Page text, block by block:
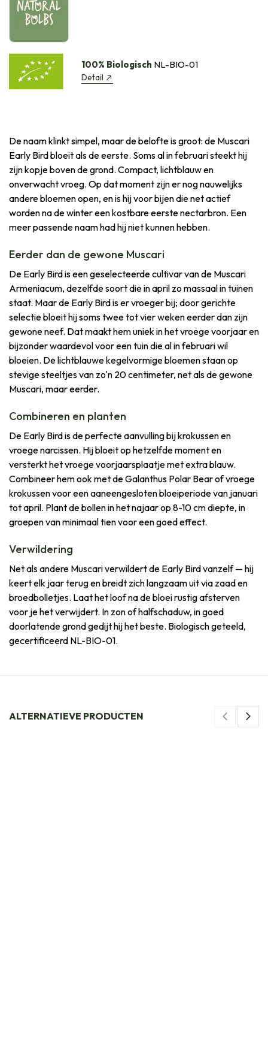
100% Biologisch NL-BIO-01
Detail
De naam klinkt simpel, maar de belofte is groot: de Muscari
Early Bird bloeit als de eerste. Soms al in februari steekt hij
zijn kopje boven de grond. Compact, lichtblauw en
onverwacht vroeg. Op dat moment zijn er nog nauwelijks
andere bloemen open, en is hij voor bijen die net actief
worden na de winter een kostbare eerste nectarbron. Een
meer passende naam had hij niet kunnen hebben.
Eerder dan de gewone Muscari
De Early Bird is een geselecteerde cultivar van de Muscari
Armeniacum, dezelfde soort die in april zo massaal in tuinen
staat. Maar de Early Bird is er vroeger bij; door gerichte
selectie bloeit hij soms twee tot vier weken eerder dan zijn
gewone neef. Dat maakt hem uniek in het vroege voorjaar en
bijzonder waardevol voor een tuin die al in februari wil
bloeien. De lichtblauwe kegelvormige bloemen staan op
stevige steeltjes van zo'n 20 centimeter, net als de gewone
Muscari, maar eerder.
Combineren en planten
De Early Bird is de perfecte aanvulling bij krokussen en
vroege narcissen. Hij bloeit op hetzelfde moment en
versterkt het vroege voorjaarsplaatje met extra blauw.
Combineer hem ook met de Galanthus Polar Bear of vroege
krokussen voor een aaneengesloten bloeiperiode van januari
tot april. Plant de bollen in het najaar op 8-10 cm diepte, in
groepen van minimaal tien voor een goed effect.
Verwildering
Net als andere Muscari verwildert de Early Bird vanzelf — hij
keert elk jaar terug en breidt zich langzaam uit via zaad en
broedbolletjes. Laat het loof na de bloei rustig afsterven
voor je het verwijdert. In zon of halfschaduw, in goed
doorlatende grond gedijt hij het beste. Biologisch geteeld,
gecertificeerd NL-BIO-01.
ALTERNATIEVE PRODUCTEN